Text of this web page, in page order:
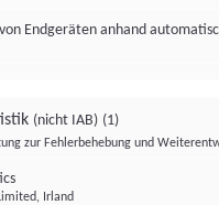
Endgeräten anhand
(nicht IAB) (1)
zur Fehlerbehebung und
Irland